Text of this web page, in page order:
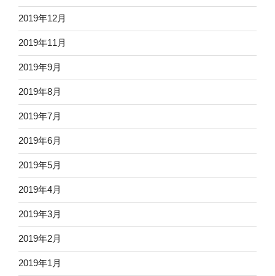
2019年12月
2019年11月
2019年9月
2019年8月
2019年7月
2019年6月
2019年5月
2019年4月
2019年3月
2019年2月
2019年1月